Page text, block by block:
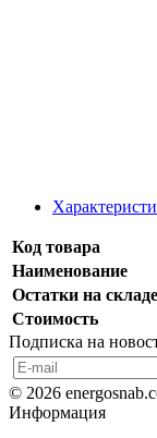
Код товара
Наименование
Остатки на складе
Стоимость
Подписка на
© 2026
Информация